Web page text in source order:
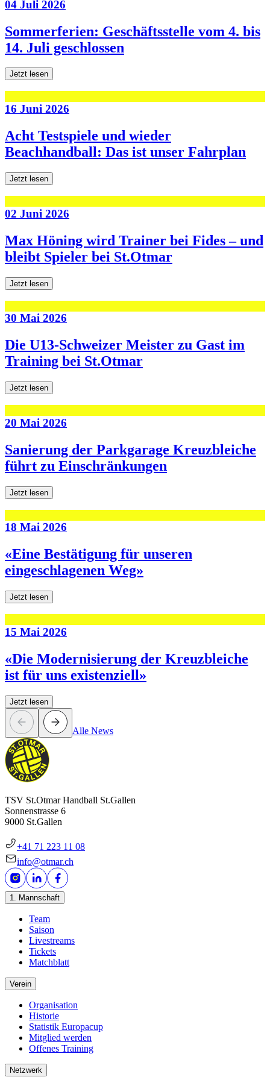
04 Juli 2026
Sommerferien: Geschäftsstelle vom 4. bis
14. Juli geschlossen
Jetzt lesen
16 Juni 2026
Acht Testspiele und wieder
Beachhandball: Das ist unser Fahrplan
Jetzt lesen
02 Juni 2026
Max Höning wird Trainer bei Fides – und
bleibt Spieler bei St.Otmar
Jetzt lesen
30 Mai 2026
Die U13-Schweizer Meister zu Gast im
Training bei St.Otmar
Jetzt lesen
20 Mai 2026
Sanierung der Parkgarage Kreuzbleiche
führt zu Einschränkungen
Jetzt lesen
18 Mai 2026
«Eine Bestätigung für unseren
eingeschlagenen Weg»
Jetzt lesen
15 Mai 2026
«Die Modernisierung der Kreuzbleiche
ist für uns existenziell»
Jetzt lesen
Alle News
TSV St.Otmar Handball St.Gallen
Sonnenstrasse 6
9000 St.Gallen
+41 71 223 11 08
info@otmar.ch
1. Mannschaft
Team
Saison
Livestreams
Tickets
Matchblatt
Verein
Organisation
Historie
Statistik Europacup
Mitglied werden
Offenes Training
Netzwerk